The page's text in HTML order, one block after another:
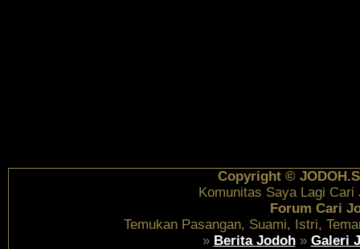
Copyright ©
Komunitas Saya Lagi Cari
Forum Cari
Temukan Pasangan, Suami, Istri,
» Berita Jodoh» Galeri